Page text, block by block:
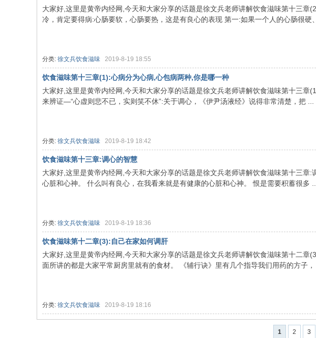
大家好,这里是黄帝内经网,今天和大家分享的话题是徐文兵老师讲解饮食滋味第十三章
冷，肯定要得病:心肠要软，心肠要热，这是有良心的表现 第一:如果一个人的心肠很硬
分类: 徐文兵饮食滋味 2019-8-19 18:55
饮食滋味第十三章(1):心病分为心病,心包病两种,你是哪一种
大家好,这里是黄帝内经网,今天和大家分享的话题是徐文兵老师讲解饮食滋味第十三章
来辨证—“心虚则悲不已，实则笑不休”:关于调心，《伊尹汤液经》说得非常清楚，把 ...
分类: 徐文兵饮食滋味 2019-8-19 18:42
饮食滋味第十三章:调心的智慧
大家好,这里是黄帝内经网,今天和大家分享的话题是徐文兵老师讲解饮食滋味第十三章
心脏和心神。 什么叫有良心，在我看来就是有健康的心脏和心神。 恨是需要积蓄很多 ...
分类: 徐文兵饮食滋味 2019-8-19 18:36
饮食滋味第十二章(3):自己在家如何调肝
大家好,这里是黄帝内经网,今天和大家分享的话题是徐文兵老师讲解饮食滋味第十二章
面所讲的都是大家平常厨房里就有的食材。 《辅行诀》里有几个指导我们用药的方子，
分类: 徐文兵饮食滋味 2019-8-19 18:16
1 2 3